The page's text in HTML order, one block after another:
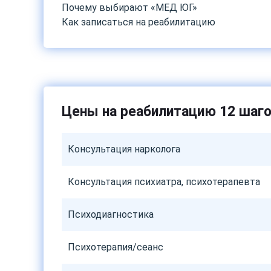
Почему выбирают «МЕД ЮГ»
Как записаться на реабилитацию
Цены на реабилитацию 12
Консультация нарколога
Консультация психиатра, психотерапевта
Психодиагностика
Психотерапия/сеанс